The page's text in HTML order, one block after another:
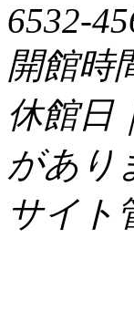
6532-
開館
休館日
があり
サイト